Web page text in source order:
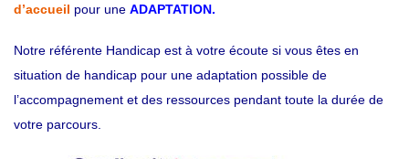
d’accueil pour une ADAPTATION.
Notre référente Handicap est à votre écoute si vous êtes en
situation de handicap pour une adaptation possible de
l’accompagnement et des ressources pendant toute la durée de
votre parcours.